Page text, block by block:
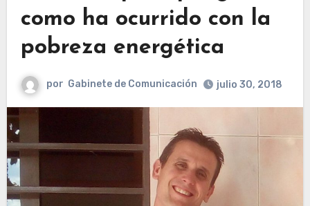
como ha ocurrido con la
pobreza energética
por Gabinete de Comunicación julio 30, 2018